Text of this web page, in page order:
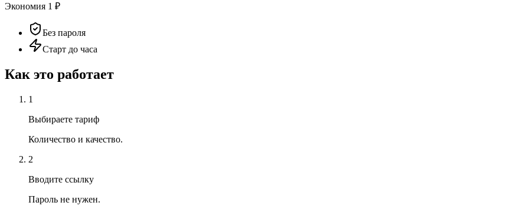
Экономия 1 ₽
Без пароля
Старт до часа
Как это работает
1
Выбираете тариф
Количество и качество.
2
Вводите ссылку
Пароль не нужен.